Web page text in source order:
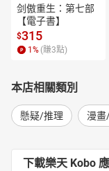
剑傲重生：第七部
【電子書】
$315
1 % (賺3點)
本店相關類別
懸疑/推理 漫畫
下載樂天 Kobo